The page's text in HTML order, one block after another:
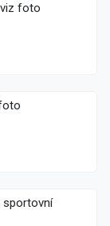
foto
sportovní